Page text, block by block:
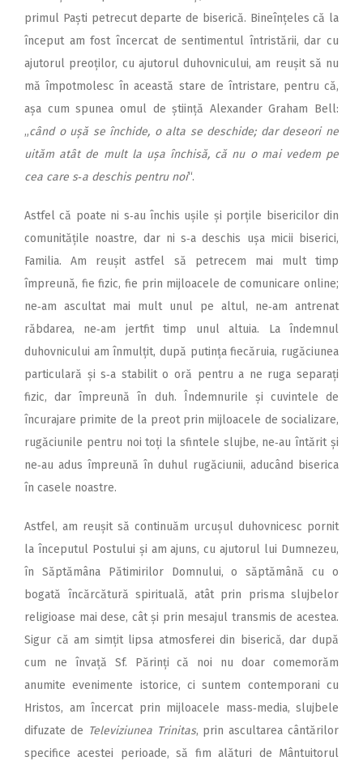
primul Paști petrecut departe de biserică. Bineînțeles că la
început am fost încercat de sentimentul întristării, dar cu
ajutorul preoților, cu ajutorul duhovnicului, am reușit să nu
mă împotmolesc în această stare de întristare, pentru că,
așa cum spunea omul de știință Alexander Graham Bell:
„când o ușă se închide, o alta se deschide; dar deseori ne
uităm atât de mult la ușa închisă, că nu o mai vedem pe
cea care s‑a deschis pentru noi“.
Astfel că poate ni s‑au închis ușile și porțile bisericilor din
comunitățile noastre, dar ni s‑a deschis ușa micii biserici,
Familia. Am reușit astfel să petrecem mai mult timp
împreună, fie fizic, fie prin mijloacele de comunicare online;
ne‑am ascultat mai mult unul pe altul, ne‑am antrenat
răbdarea, ne‑am jertfit timp unul altuia. La îndemnul
duhovnicului am înmulțit, după putința fiecăruia, rugăciunea
particulară și s‑a stabilit o oră pentru a ne ruga separați
fizic, dar împreună în duh. Îndemnurile și cuvintele de
încurajare primite de la preot prin mijloacele de socializare,
rugăciunile pentru noi toți la sfintele slujbe, ne‑au întărit și
ne‑au adus împreună în duhul rugăciunii, aducând biserica
în casele noastre.
Astfel, am reușit să continuăm urcușul duhovnicesc pornit
la începutul Postului și am ajuns, cu ajutorul lui Dumnezeu,
în Săptămâna Pătimirilor Domnului, o săptămână cu o
bogată încărcătură spirituală, atât prin prisma slujbelor
religioase mai dese, cât și prin mesajul transmis de acestea.
Sigur că am simțit lipsa atmosferei din biserică, dar după
cum ne învață Sf. Părinți că noi nu doar comemorăm
anumite evenimente istorice, ci suntem contemporani cu
Hristos, am încercat prin mijloacele mass‑media, slujbele
difuzate de Televiziunea Trinitas, prin ascultarea cântărilor
specifice acestei perioade, să fim alături de Mântuitorul